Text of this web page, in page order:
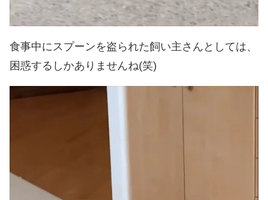
食事中にスプーンを盗られた飼い主さんとしては、
困惑するしかありませんね(笑)